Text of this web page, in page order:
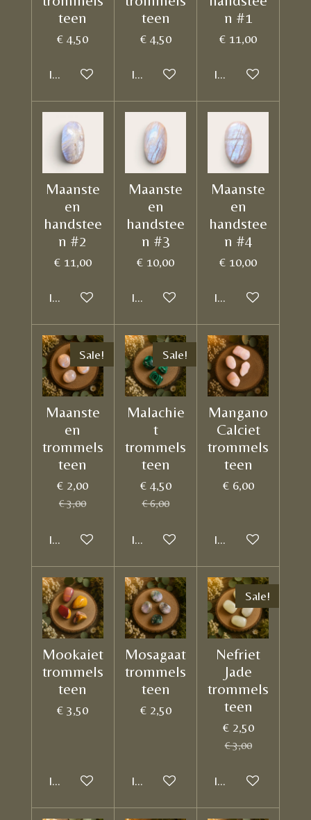
teen
€ 4,50
In winkelwagen
teen
€ 4,50
In winkelwagen
n #1
€ 11,00
In winkelwagen
Maanste
en
handstee
n #2
€ 11,00
In winkelwagen
Maanste
en
handstee
n #3
€ 10,00
In winkelwagen
Maanste
en
handstee
n #4
€ 10,00
In winkelwagen
Sale!
Maanste
en
trommels
teen
€ 2,00
€ 3,00
In winkelwagen
Sale!
Malachie
t
trommels
teen
€ 4,50
€ 6,00
In winkelwagen
Mangano
Calciet
trommels
teen
€ 6,00
In winkelwagen
Mookaiet
trommels
teen
€ 3,50
In winkelwagen
Mosagaat
trommels
teen
€ 2,50
In winkelwagen
Sale!
Nefriet
Jade
trommels
teen
€ 2,50
€ 3,00
In winkelwagen